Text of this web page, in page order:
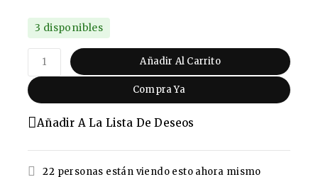
3 disponibles
Añadir Al Carrito
Compra Ya
Añadir A La Lista De Deseos
22 personas están viendo esto ahora mismo